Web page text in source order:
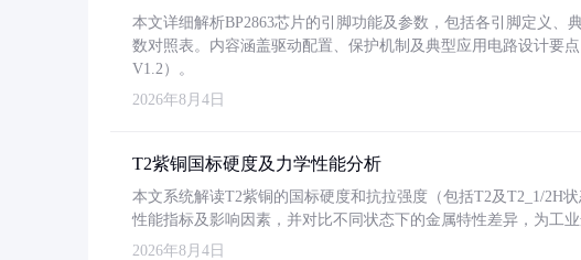
本文详细解析BP2863芯片的引脚功能及参数，包括各引脚定义
数对照表。内容涵盖驱动配置、保护机制及典型应用电路设计要
V1.2）。
2026年8月4日
T2紫铜国标硬度及力学性能分析
本文系统解读T2紫铜的国标硬度和抗拉强度（包括T2及T2_1/2H
性能指标及影响因素，并对比不同状态下的金属特性差异，为工业
2026年8月4日